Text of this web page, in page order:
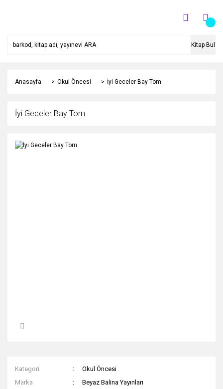
Kitap Bul
Anasayfa Okul Öncesi İyi Geceler Bay Tom
İyi Geceler Bay Tom
Kategori
Okul Öncesi
Marka
Beyaz Balina Yayınları